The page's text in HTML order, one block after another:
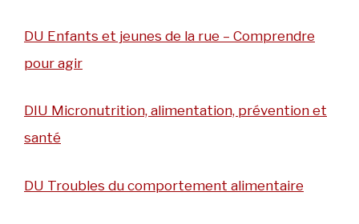
DU Enfants et jeunes de la rue – Comprendre
pour agir
DIU Micronutrition, alimentation, prévention et
santé
DU Troubles du comportement alimentaire